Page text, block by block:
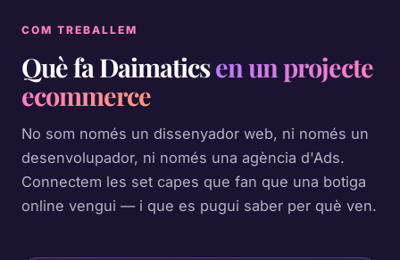
COM TREBALLEM
Què fa Daimaticsen un projecte
ecommerce
No som només un dissenyador web, ni només un
desenvolupador, ni només una agència d'Ads.
Connectem les set capes que fan que una botiga
online vengui — i que es pugui saber per què ven.